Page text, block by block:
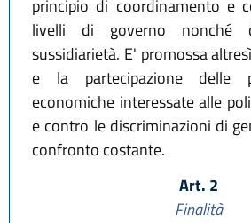
principio di coordinamento e
livelli di governo nonché
sussidiarietà. E' promossa
e la partecipazione delle
economiche interessate alle
e contro le discriminazioni di
confronto costante.
Art. 2
Finalità